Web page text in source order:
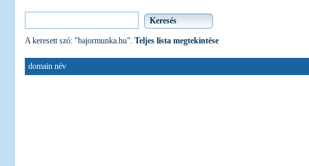
A keresett szó: "bajormunka.hu". Teljes lista megtekintése
domain név